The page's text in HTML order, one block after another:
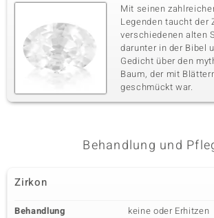
Karatgewicht Summe Schliff
Rundschliff
Fassung
Krappenfassung
Herkunft
Vierter Edelstein
Karatgewicht Summe Schliff
Rundschliff
Krappenfassung
Mit seinen
Legenden taucht der
verschiedenen alten
darunter in der Bibel
Gedicht über den
Baum, der mit
geschmückt war.
Behandlung und
Zirkon
Behandlung keine oder Erhitzen